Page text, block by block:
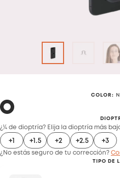
COLOR :
¿¼ de dioptría? Elija la dioptría más
+1 +1.5 +2 +2.5 +3
¿No estás seguro de tu corrección?
TIPO DE